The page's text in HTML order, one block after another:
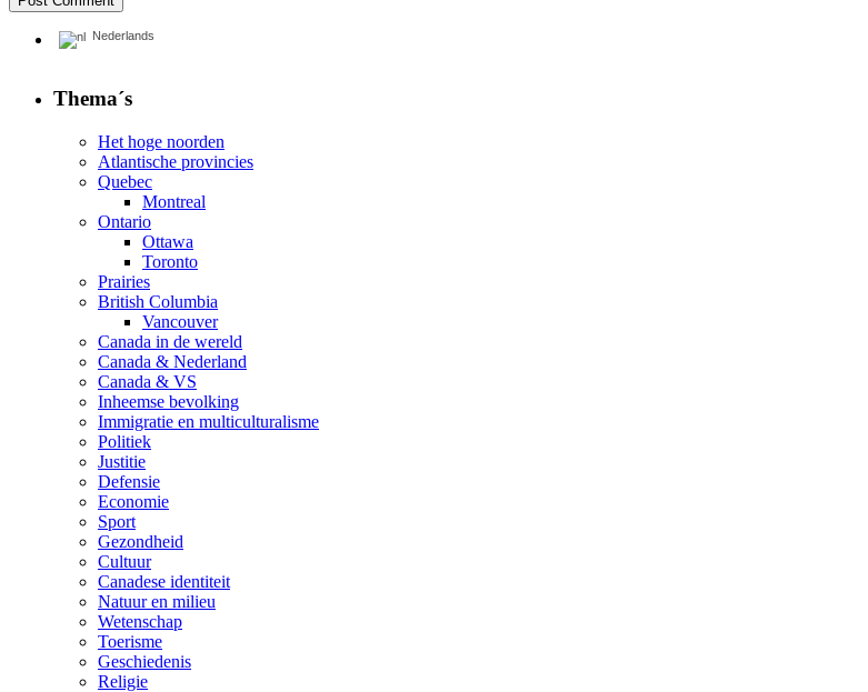
Nederlands
Thema´s
Het hoge noorden
Atlantische provincies
Quebec
Montreal
Ontario
Ottawa
Toronto
Prairies
British Columbia
Vancouver
Canada in de wereld
Canada & Nederland
Canada & VS
Inheemse bevolking
Immigratie en multiculturalisme
Politiek
Justitie
Defensie
Economie
Sport
Gezondheid
Cultuur
Canadese identiteit
Natuur en milieu
Wetenschap
Toerisme
Geschiedenis
Religie